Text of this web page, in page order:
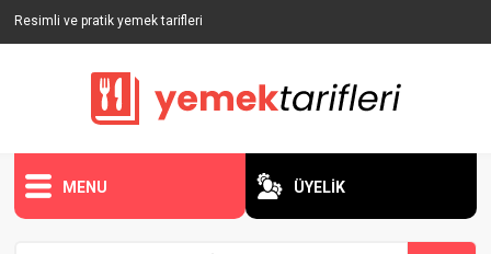
Resimli ve pratik yemek tarifleri
MENU ÜYELİK